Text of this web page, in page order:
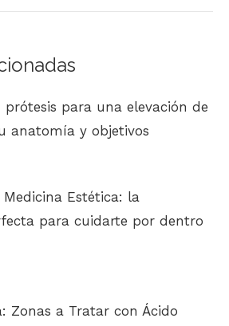
para una elevación de
anatomía y objetivos
Estética: la
para cuidarte por dentro
Zonas a Tratar con Ácido